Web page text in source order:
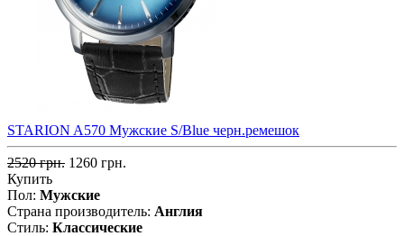
STARION A570 Мужские S/Blue черн.ремешок
2520 грн. 1260 грн.
Купить
Пол: Мужские
Страна производитель: Англия
Стиль: Классические